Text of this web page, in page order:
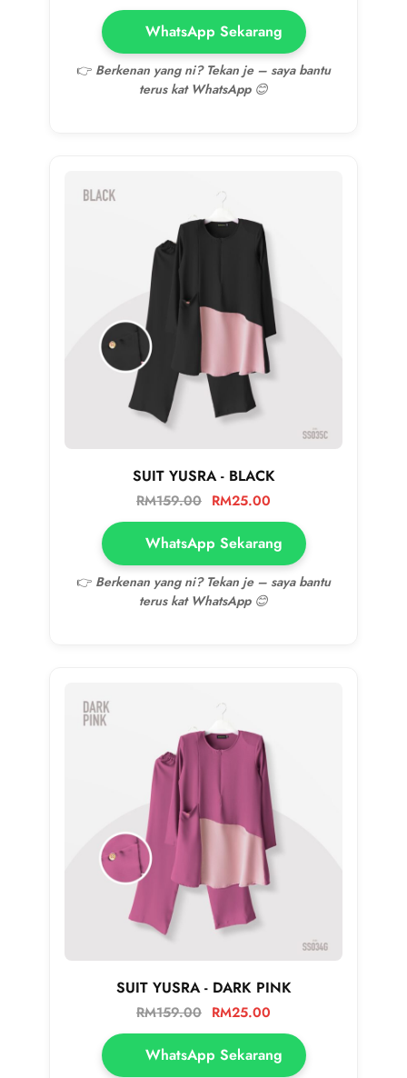
WhatsApp Sekarang
👉 Berkenan yang ni? Tekan je – saya bantu
terus kat WhatsApp 😊
SUIT YUSRA - BLACK
RM159.00 RM25.00
WhatsApp Sekarang
👉 Berkenan yang ni? Tekan je – saya bantu
terus kat WhatsApp 😊
SUIT YUSRA - DARK PINK
RM159.00 RM25.00
WhatsApp Sekarang